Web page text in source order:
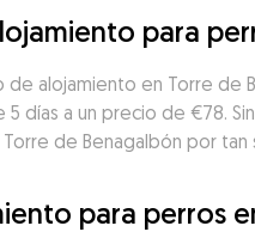
para
alojamiento en Torre de
5 días a un precio de €78.
de Benagalbón por tan
para perros